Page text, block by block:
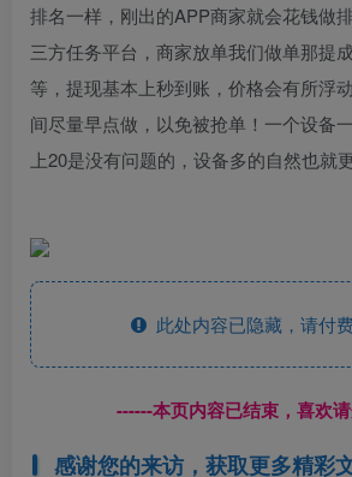
排名一样，刚出的APP商家就会花钱做
三方任务平台，商家放单我们做单那提
等，提现基本上秒到账，价格会有所浮
间尽量早点做，以免被抢单！一个设备
上20是没有问题的，设备多的自然也就
此处内容已隐藏，请付
------本页内容已结束，喜欢
感谢您的来访，获取更多精彩